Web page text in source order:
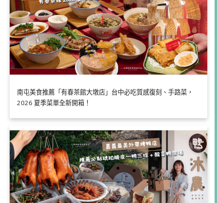
南屯美食推薦「有春茶館大墩店」台中必吃質感復刻、手路菜，
2026 夏季菜單全新開箱！